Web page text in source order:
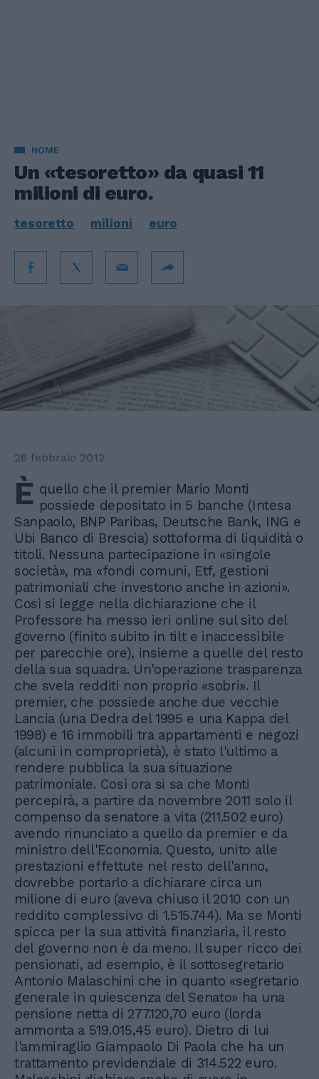
HOME
Un «tesoretto» da quasi 11
milioni di euro.
tesoretto milioni euro
26 febbraio 2012
È quello che il premier Mario Monti
possiede depositato in 5 banche (Intesa
Sanpaolo, BNP Paribas, Deutsche Bank, ING e
Ubi Banco di Brescia) sottoforma di liquidità o
titoli. Nessuna partecipazione in «singole
società», ma «fondi comuni, Etf, gestioni
patrimoniali che investono anche in azioni».
Così si legge nella dichiarazione che il
Professore ha messo ieri online sul sito del
governo (finito subito in tilt e inaccessibile
per parecchie ore), insieme a quelle del resto
della sua squadra. Un'operazione trasparenza
che svela redditi non proprio «sobri». Il
premier, che possiede anche due vecchie
Lancia (una Dedra del 1995 e una Kappa del
1998) e 16 immobili tra appartamenti e negozi
(alcuni in comproprietà), è stato l'ultimo a
rendere pubblica la sua situazione
patrimoniale. Così ora si sa che Monti
percepirà, a partire da novembre 2011 solo il
compenso da senatore a vita (211.502 euro)
avendo rinunciato a quello da premier e da
ministro dell'Economia. Questo, unito alle
prestazioni effettute nel resto dell'anno,
dovrebbe portarlo a dichiarare circa un
milione di euro (aveva chiuso il 2010 con un
reddito complessivo di 1.515.744). Ma se Monti
spicca per la sua attività finanziaria, il resto
del governo non è da meno. Il super ricco dei
pensionati, ad esempio, è il sottosegretario
Antonio Malaschini che in quanto «segretario
generale in quiescenza del Senato» ha una
pensione netta di 277.120,70 euro (lorda
ammonta a 519.015,45 euro). Dietro di lui
l'ammiraglio Giampaolo Di Paola che ha un
trattamento previdenziale di 314.522 euro.